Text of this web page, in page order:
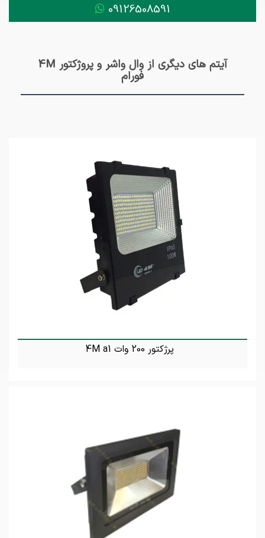
09126508591
آیتم های دیگری از وال واشر و پروژکتور 4M
فورام
پرژکتور 200 وات 4M a1